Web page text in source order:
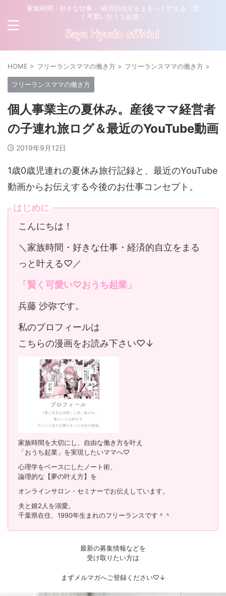
家族時間・好きな仕事・ 経済的自立をまるっと叶える「賢
く可愛いおうち起業」
HOME > フリーランスママの働き方 > フリーランスママの働き方 >
フリーランスママの働き方
個人事業主の夏休み。産後ママ経営者
の子連れ旅ログ＆最近のYouTube動画
2019年9月12日
1歳0歳児連れの夏休み旅行記録と、最近のYouTube
動画からお伝えする今後のお仕事コンセプト。
はじめに
こんにちは！
＼家族時間・好きな仕事・経済的自立をまる
っと叶える♡／
「賢く可愛い♡おうち起業」
兵藤 沙弥です。
私のプロフィールは
こちらの漫画をお読み下さい♡↓
家族時間を大切にし、自由な働き方を叶え
「おうち起業」を実現したいママへ♡
心理学をベースにしたノート術、
論理的な【夢の叶え方】を
オンラインサロン・セミナーでお伝えしています。
夫と娘2人を溺愛。
千葉県在住、1990年生まれのフリーランスです＾＾
最新の募集情報などを
受け取りたい方は
まずメルマガへご登録ください♡↓